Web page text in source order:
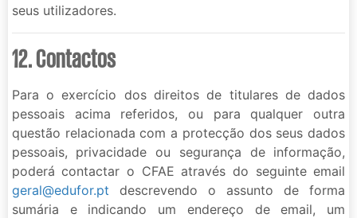
seus utilizadores.
12. Contactos
Para o exercício dos direitos de titulares de dados
pessoais acima referidos, ou para qualquer outra
questão relacionada com a protecção dos seus dados
pessoais, privacidade ou segurança de informação,
poderá contactar o CFAE através do seguinte email
geral@edufor.pt descrevendo o assunto de forma
sumária e indicando um endereço de email, um